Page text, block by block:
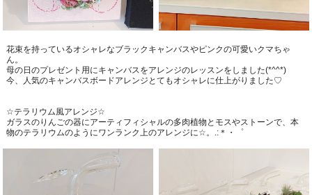
花束を持っているオシャレなブラックキャンバスやピンクの可愛いクマちゃ
ん。
母の日のプレゼント用にキャンバスをアレンジのレッスンをしました(*^^*)
今、人気のキャンバスボードアレンジとてもオシャレに仕上がりました♡
☆テラリウム風アレンジ☆
ガラスのりんごの器にアーティフィシャルの多肉植物とモスやストーンで、本
物のテラリウムのようにワンランク上のアレンジに☆。 .:＊・゜